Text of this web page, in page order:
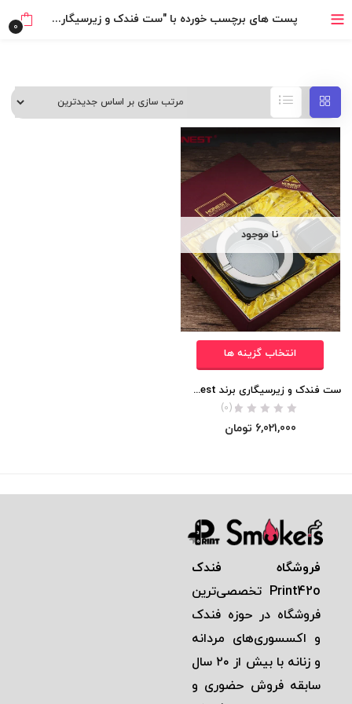
۴ قسط، بدون کارمزد
خرید قسطی با ترب‌پی
پست های برچسب خورده با "ست فندک و زیرسیگاری برند Honest" 0
نا موجود
انتخاب گزینه ها
ست فندک و زیرسیگاری برند Honest اورجینال
(0)
6,021,000 تومان
فروشگاه فندک
Print42o تخصصی‌ترين
فروشگاه در حوزه فندک
و اكسسوری‌های مردانه
و زنانه با بيش از ٢٠ سال
سابقه فروش حضوری و